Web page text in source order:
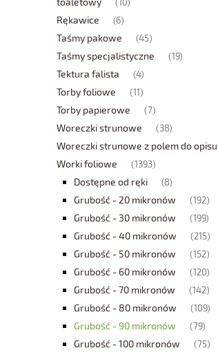
Rękawice (6)
Taśmy pakowe (45)
Taśmy specjalistyczne (19)
Tektura falista (4)
Torby foliowe (11)
Torby papierowe (7)
Woreczki strunowe (38)
Woreczki strunowe z polem do opisu
Worki foliowe (1393)
Dostępne od ręki (8)
Grubość - 20 mikronów (192)
Grubość - 30 mikronów (199)
Grubość - 40 mikronów (215)
Grubość - 50 mikronów (152)
Grubość - 60 mikronów (120)
Grubość - 70 mikronów (142)
Grubość - 80 mikronów (109)
Grubość - 90 mikronów (79)
Grubość - 100 mikronów (75)